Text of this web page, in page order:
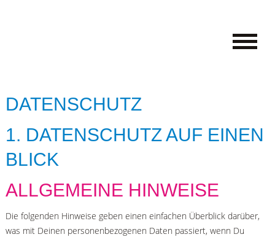
STARTSEITE
WIR ÜBER UNS
DATENSCHUTZ
1. DATENSCHUTZ AUF EINEN
BLICK
ALLGEMEINE HINWEISE
Die folgenden Hinweise geben einen einfachen Überblick darüber,
was mit Deinen personenbezogenen Daten passiert, wenn Du